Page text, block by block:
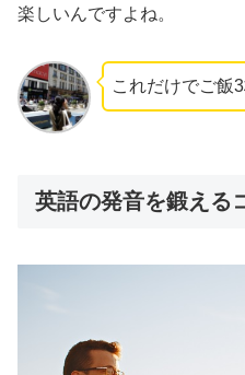
楽しいんですよね。
これだけでご飯
英語の発音を鍛える